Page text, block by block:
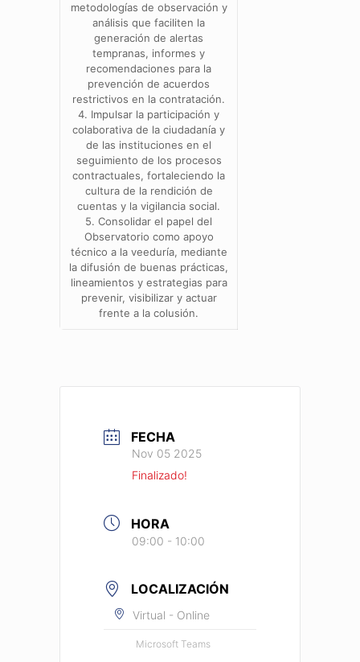
metodologías de observación y
análisis que faciliten la
generación de alertas
tempranas, informes y
recomendaciones para la
prevención de acuerdos
restrictivos en la contratación.
4. Impulsar la participación y
colaborativa de la ciudadanía y
de las instituciones en el
seguimiento de los procesos
contractuales, fortaleciendo la
cultura de la rendición de
cuentas y la vigilancia social.
5. Consolidar el papel del
Observatorio como apoyo
técnico a la veeduría, mediante
la difusión de buenas prácticas,
lineamientos y estrategias para
prevenir, visibilizar y actuar
frente a la colusión.
FECHA
Nov 05 2025
Finalizado!
HORA
09:00 - 10:00
LOCALIZACIÓN
Virtual - Online
Microsoft Teams